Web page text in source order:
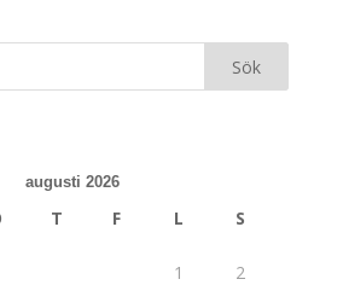
augusti 2026
T F L S
1 2